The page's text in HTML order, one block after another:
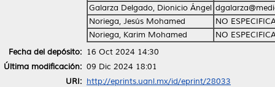
Galarza Delgado, Dionicio Ángel
Noriega, Jesús Mohamed
NO
Noriega, Karim Mohamed
NO
Fecha del depósito: 16 Oct 2024 14:30
Última modificación: 09 Dic 2024 18:01
URI: http://eprints.uanl.mx/id/eprint/28033